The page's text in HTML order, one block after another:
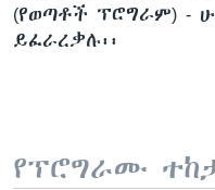
(የወጣቶች ፕሮግራም) -
ይፈራረቃሉ፡፡
የፕሮግራሙ